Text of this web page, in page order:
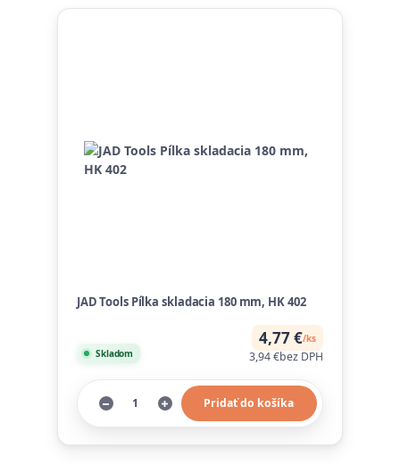
JAD Tools Pílka skladacia 180 mm, HK 402
4,77 €/ks
3,94 €bez DPH
Skladom
Pridať do košíka